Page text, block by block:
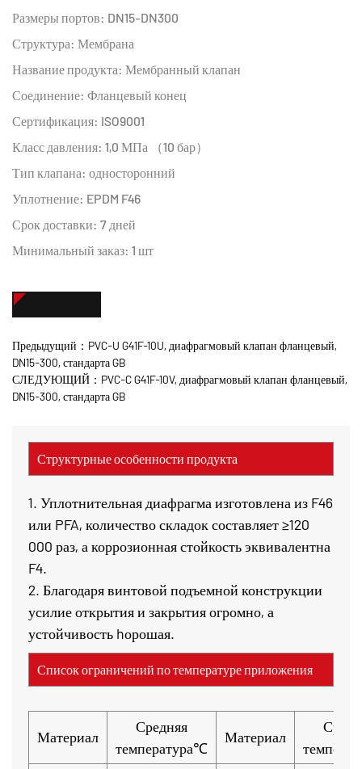
Размеры портов: DN15-DN300
Структура: Мембрана
Название продукта: Мембранный клапан
Соединение: Фланцевый конец
Сертификация: ISO9001
Класс давления: 1,0 МПа （10 бар）
Тип клапана: односторонний
Уплотнение: EPDM F46
Срок доставки: 7 дней
Минимальный заказ: 1 шт
Предыдущий：PVC-U G41F-10U, диафрагмовый клапан фланцевый,
DN15-300, стандарта GB
СЛЕДУЮЩИЙ：PVC-C G41F-10V, диафрагмовый клапан фланцевый,
DN15-300, стандарта GB
Структурные особенности продукта
1. Уплотнительная диафрагма изготовлена из F46
или PFA, количество складок составляет ≥120
000 раз, а коррозионная стойкость эквивалентна
F4.
2. Благодаря винтовой подъемной конструкции
усилие открытия и закрытия огромно, а
устойчивость hорошая.
Список ограничений по температуре приложения
Материал
Средняя
температура℃
Материал